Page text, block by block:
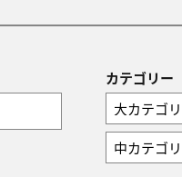
カテゴリー